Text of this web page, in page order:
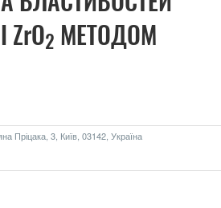
2 МЕТОДОМ
Пріцака, 3, Київ, 03142, Україна